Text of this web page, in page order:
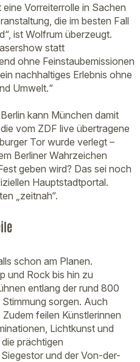
eine Vorreiterrolle in Sachen
die im besten Fall
ist Wolfrum überzeugt.
statt
ohne Feinstaubemissionen
nachhaltiges Erlebnis ohne
Umwelt.“
kann München damit
vom ZDF live übertragene
Tor wurde verlegt –
Berliner Wahrzeichen
geben wird? Das sei noch
Hauptstadtportal.
„zeitnah“.
schon am Planen.
und Rock bis hin zu
entlang der rund 800
sorgen. Auch
feilen Künstlerinnen
Lichtkunst und
prächtigen
und der Von-der-